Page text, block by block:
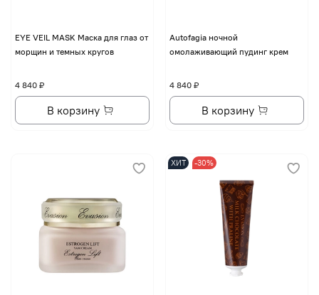
EYE VЕIL MASK Маска для глаз от
морщин и темных кругов
4 840 ₽
В корзину
Autofagia ночной
омолаживающий пудинг крем
4 840 ₽
В корзину
ХИТ -30%